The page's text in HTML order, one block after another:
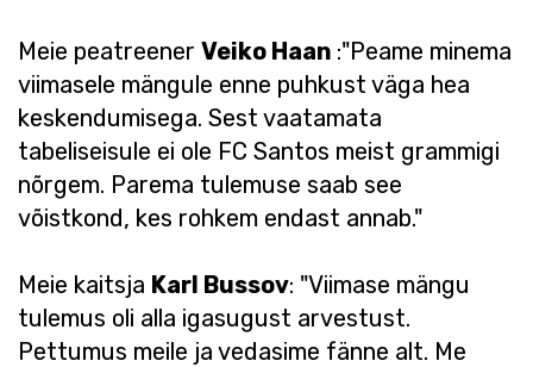
Meie peatreener Veiko Haan :"Peame minema
viimasele mängule enne puhkust väga hea
keskendumisega. Sest vaatamata
tabeliseisule ei ole FC Santos meist grammigi
nõrgem. Parema tulemuse saab see
võistkond, kes rohkem endast annab."
Meie kaitsja Karl Bussov: "Viimase mängu
tulemus oli alla igasugust arvestust.
Pettumus meile ja vedasime fänne alt. Me